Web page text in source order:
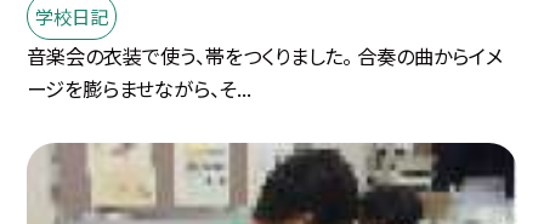
学校日記
音楽会の衣装で使う、帯をつくりました。 合奏の曲からイメ
ージを膨らませながら、そ...